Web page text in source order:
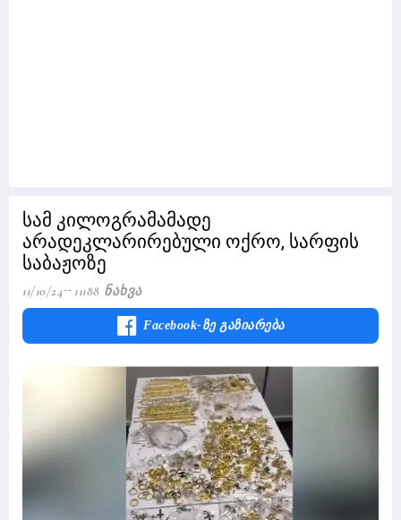
სამ კილოგრამამადე
არადეკლარირებული ოქრო, სარფის
საბაჟოზე
11/10/24 11188 Ნახვა
Facebook-Ზე Გაზიარება